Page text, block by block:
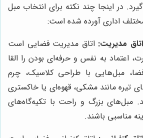
در اینجا چند نکته برای انتخاب مبل
اداری آورده شده است:
مدیریت: اتاق مدیریت فضایی است
اعتماد به نفس و حرفه‌ای بودن را القا
مبل‌هایی با طراحی کلاسیک، چرم
تیره مانند مشکی، قهوه‌ای یا خاکستری
مبل‌های بزرگ و راحت با تکیه‌گاه‌های
مناسبی باشند.